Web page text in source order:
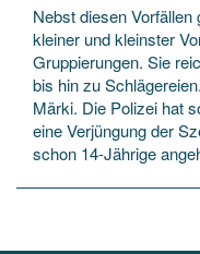
Nebst diesen
kleiner und kleinster
Gruppierungen. Sie
bis hin zu
Märki. Die Polizei hat
eine Verjüngung der
schon 14-Jährige